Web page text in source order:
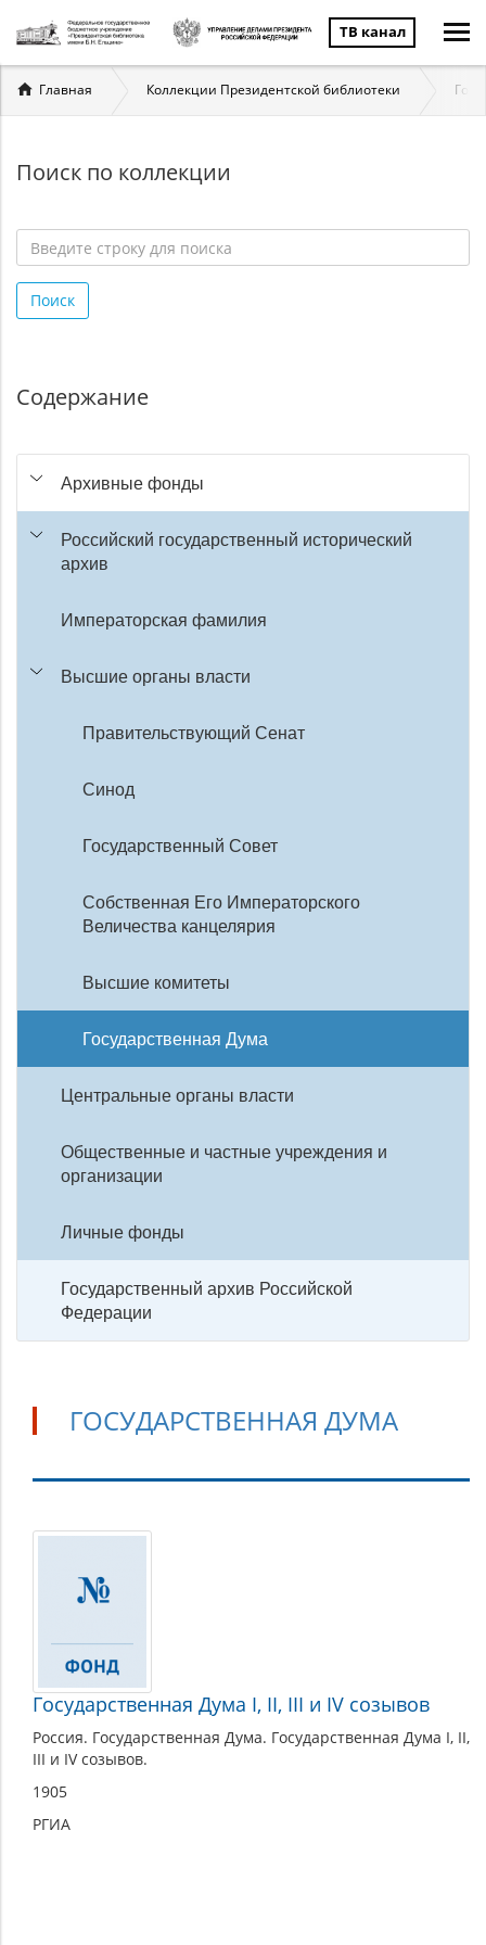
ТВ канал
Вы
здесь
Главная Коллекции Президентской библиотеки
Поиск по коллекции
строку
для
Поиск
Содержание
Архивные фонды
Российский государственный исторический
архив
Императорская фамилия
Высшие органы власти
Правительствующий Сенат
Синод
Государственный Совет
Собственная Его Императорского
Величества канцелярия
Высшие комитеты
Государственная Дума
Центральные органы власти
Общественные и частные учреждения и
организации
Личные фонды
Государственный архив Российской
Федерации
ГОСУДАРСТВЕННАЯ ДУМА
Государственная
Дума
Государственная Дума I, II, III и IV созывов
Россия. Государственная Дума. Государственная Дума I, II,
III и IV созывов.
1905
РГИА